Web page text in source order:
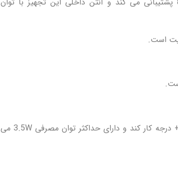
این محصول می تواند در دمای 20-درجه تا 60+ درجه کار کند و دارای حداکثر توان مصرفی 3.5W می